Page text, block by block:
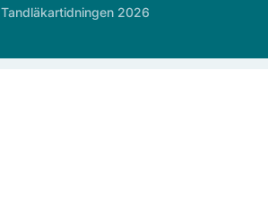
2026